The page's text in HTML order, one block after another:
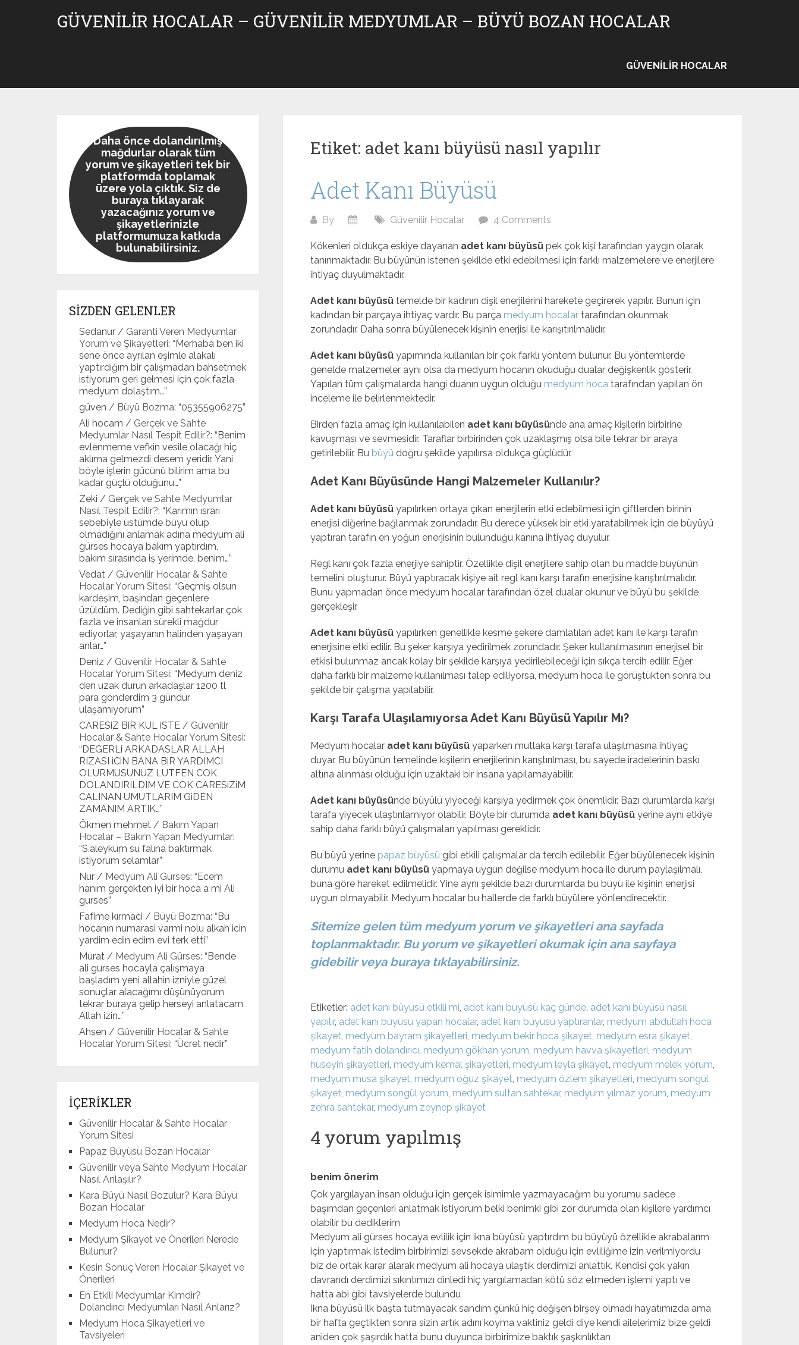
GÜVENILIR HOCALAR – GÜVENILIR MEDYUMLAR – BÜYÜ BOZAN HOCALAR
GÜVENILIR HOCALAR
Etiket: adet kanı büyüsü nasıl yapılır
Adet Kanı Büyüsü
By Güvenilir Hocalar 4 Comments
Kökenleri oldukça eskiye dayanan adet kanı büyüsü pek çok kişi tarafından yaygın olarak
tanınmaktadır. Bu büyünün istenen şekilde etki edebilmesi için farklı malzemelere ve enerjilere
ihtiyaç duyulmaktadır.
Adet kanı büyüsü temelde bir kadının dişil enerjilerini harekete geçirerek yapılır. Bunun için
kadından bir parçaya ihtiyaç vardır. Bu parça medyum hocalar tarafından okunmak
zorundadır. Daha sonra büyülenecek kişinin enerjisi ile karışıtırılmalıdır.
Adet kanı büyüsü yapımında kullanılan bir çok farklı yöntem bulunur. Bu yöntemlerde
genelde malzemeler aynı olsa da medyum hocanın okuduğu dualar değişkenlik gösterir.
Yapılan tüm çalışmalarda hangi duanın uygun olduğu medyum hoca tarafından yapılan ön
inceleme ile belirlenmektedir.
Birden fazla amaç için kullanılabilen adet kanı büyüsünde ana amaç kişilerin birbirine
kavuşması ve sevmesidir. Taraflar birbirinden çok uzaklaşmış olsa bile tekrar bir araya
getirilebilir. Bu büyü doğru şekilde yapılırsa oldukça güçlüdür.
Adet Kanı Büyüsünde Hangi Malzemeler Kullanılır?
Adet kanı büyüsü yapılırken ortaya çıkan enerjilerin etki edebilmesi için çiftlerden birinin
enerjisi diğerine bağlanmak zorundadır. Bu derece yüksek bir etki yaratabilmek için de büyüyü
yaptıran tarafın en yoğun enerjisinin bulunduğu kanına ihtiyaç duyulur.
Regl kanı çok fazla enerjiye sahiptir. Özellikle dişil enerjilere sahip olan bu madde büyünün
temelini oluşturur. Büyü yaptıracak kişiye ait regl kanı karşı tarafın enerjisine karıştırılmalıdır.
Bunu yapmadan önce medyum hocalar tarafından özel dualar okunur ve büyü bu şekilde
gerçekleşir.
Adet kanı büyüsü yapılırken genellikle kesme şekere damlatılan adet kanı ile karşı tarafın
enerjisine etki edilir. Bu şeker karşıya yedirilmek zorundadır. Şeker kullanılmasının enerjisel bir
etkisi bulunmaz ancak kolay bir şekilde karşıya yedirilebileceği için sıkça tercih edilir. Eğer
daha farklı bir malzeme kullanılması talep ediliyorsa, medyum hoca ile görüştükten sonra bu
şekilde bir çalışma yapılabilir.
Karşı Tarafa Ulaşılamıyorsa Adet Kanı Büyüsü Yapılır Mı?
Medyum hocalar adet kanı büyüsü yaparken mutlaka karşı tarafa ulaşılmasına ihtiyaç
duyar. Bu büyünün temelinde kişilerin enerjilerinin karıştırılması, bu sayede iradelerinin baskı
altına alınması olduğu için uzaktaki bir insana yapılamayabilir.
Adet kanı büyüsünde büyülü yiyeceği karşıya yedirmek çok önemlidir. Bazı durumlarda karşı
tarafa yiyecek ulaştırılamıyor olabilir. Böyle bir durumda adet kanı büyüsü yerine aynı etkiye
sahip daha farklı büyü çalışmaları yapılması gereklidir.
Bu büyü yerine papaz büyüsü gibi etkili çalışmalar da tercih edilebilir. Eğer büyülenecek kişinin
durumu adet kanı büyüsü yapmaya uygun değilse medyum hoca ile durum paylaşılmalı,
buna göre hareket edilmelidir. Yine aynı şekilde bazı durumlarda bu büyü ile kişinin enerjisi
uygun olmayabilir. Medyum hocalar bu hallerde de farklı büyülere yönlendirecektir.
Sitemize gelen tüm medyum yorum ve şikayetleri ana sayfada
toplanmaktadır. Bu yorum ve şikayetleri okumak için ana sayfaya
gidebilir veya buraya tıklayabilirsiniz.
Etiketler: adet kanı büyüsü etkili mi, adet kanı büyüsü kaç günde, adet kanı büyüsü nasıl
yapılır, adet kanı büyüsü yapan hocalar, adet kanı büyüsü yaptıranlar, medyum abdullah hoca
şikayet, medyum bayram şikayetleri, medyum bekir hoca şikayet, medyum esra şikayet,
medyum fatih dolandırıcı, medyum gökhan yorum, medyum havva şikayetleri, medyum
hüseyin şikayetleri, medyum kemal şikayetleri, medyum leyla şikayet, medyum melek yorum,
medyum musa şikayet, medyum oğuz şikayet, medyum özlem şikayetleri, medyum songül
şikayet, medyum songül yorum, medyum sultan sahtekar, medyum yılmaz yorum, medyum
zehra sahtekar, medyum zeynep şikayet
4 yorum yapılmış
benim önerim
Çok yargılayan insan olduğu için gerçek isimimle yazmayacağım bu yorumu sadece
başımdan geçenleri anlatmak istiyorum belki benimki gibi zor durumda olan kişilere yardımcı
olabilir bu dediklerim
Medyum ali gürses hocaya evlilik için ikna büyüsü yaptırdım bu büyüyü özellikle akrabalarım
için yaptırmak istedim birbirimizi sevsekde akrabam olduğu için evliliğime izin verilmiyordu
biz de ortak karar alarak medyum ali hocaya ulaştık derdimizi anlattık. Kendisi çok yakın
davrandı derdimizi sıkıntımızı dinledi hiç yargılamadan kötü söz etmeden işlemi yaptı ve
hatta abi gibi tavsiyelerde bulundu
Ikna büyüsü ilk başta tutmayacak sandım çünkü hiç değişen birşey olmadı hayatımızda ama
bir hafta geçtikten sonra sizin artık adını koyma vaktiniz geldi diye kendi ailelerimiz bize geldi
aniden çok şaşırdık hatta bunu duyunca birbirimize baktık şaşkınlıktan
Daha önce dolandırılmış
mağdurlar olarak tüm
yorum ve şikayetleri tek bir
platformda toplamak
üzere yola çıktık. Siz de
buraya tıklayarak
yazacağınız yorum ve
şikayetlerinizle
platformumuza katkıda
bulunabilirsiniz.
SİZDEN GELENLER
Sedanur / Garanti Veren Medyumlar
Yorum ve Şikayetleri: “Merhaba ben iki
sene önce ayrılan eşimle alakalı
yaptırdığım bir çalışmadan bahsetmek
istiyorum geri gelmesi için çok fazla
medyum dolaştım…”
güven / Büyü Bozma: “05355906275”
Ali hocam / Gerçek ve Sahte
Medyumlar Nasıl Tespit Edilir?: “Benim
evlenmeme vefkin vesile olacağı hiç
aklıma gelmezdi desem yeridir. Yani
böyle işlerin gücünü bilirim ama bu
kadar güçlü olduğunu…”
Zeki / Gerçek ve Sahte Medyumlar
Nasıl Tespit Edilir?: “Karımın ısrarı
sebebiyle üstümde büyü olup
olmadığını anlamak adına medyum ali
gürses hocaya bakım yaptırdım,
bakım sırasında iş yerimde, benim…”
Vedat / Güvenilir Hocalar & Sahte
Hocalar Yorum Sitesi: “Geçmiş olsun
kardeşim, başından geçenlere
üzüldüm. Dediğin gibi sahtekarlar çok
fazla ve insanları sürekli mağdur
ediyorlar, yaşayanın halinden yaşayan
anlar…”
Deniz / Güvenilir Hocalar & Sahte
Hocalar Yorum Sitesi: “Medyum deniz
den uzak durun arkadaşlar 1200 tl
para gönderdim 3 gündür
ulaşamıyorum”
CARESiZ BiR KUL iSTE / Güvenilir
Hocalar & Sahte Hocalar Yorum Sitesi:
“DEGERLi ARKADASLAR ALLAH
RIZASI iCiN BANA BiR YARDIMCI
OLURMUSUNUZ LUTFEN COK
DOLANDIRILDIM VE COK CARESiZiM
CALINAN UMUTLARIM GiDEN
ZAMANIM ARTIK…”
Ökmen mehmet / Bakım Yapan
Hocalar – Bakım Yapan Medyumlar:
“S.aleyküm su falına baktırmak
istiyorum selamlar”
Nur / Medyum Ali Gürses: “Ecem
hanım gerçekten iyi bir hoca a mi Ali
gurses”
Fafime kırmaci / Büyü Bozma: “Bu
hocanın numarasi varmi nolu alkah icin
yardim edin edim evi terk etti”
Murat / Medyum Ali Gürses: “Bende
ali gurses hocayla çalışmaya
başladım yeni allahin izniyle güzel
sonuçlar alacağımı düşünüyorum
tekrar buraya gelip herseyi anlatacam
Allah izin…”
Ahsen / Güvenilir Hocalar & Sahte
Hocalar Yorum Sitesi: “Ücret nedir”
İÇERİKLER
Güvenilir Hocalar & Sahte Hocalar
Yorum Sitesi
Papaz Büyüsü Bozan Hocalar
Güvenilir veya Sahte Medyum Hocalar
Nasıl Anlaşılır?
Kara Büyü Nasıl Bozulur? Kara Büyü
Bozan Hocalar
Medyum Hoca Nedir?
Medyum Şikayet ve Önerileri Nerede
Bulunur?
Kesin Sonuç Veren Hocalar Şikayet ve
Önerileri
En Etkili Medyumlar Kimdir?
Dolandırıcı Medyumları Nasıl Anlarız?
Medyum Hoca Şikayetleri ve
Tavsiyeleri